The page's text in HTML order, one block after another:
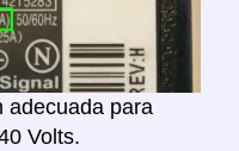
adecuada para
Volts.